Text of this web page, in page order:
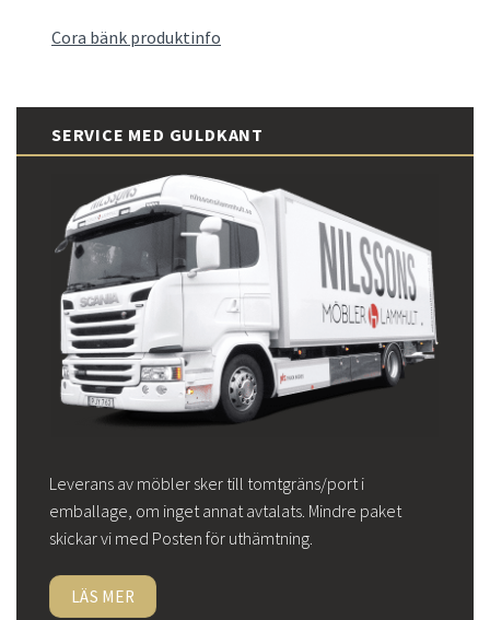
Cora bänk produktinfo
SERVICE MED GULDKANT
Leverans av möbler sker till tomtgräns/port i
emballage, om inget annat avtalats. Mindre paket
skickar vi med Posten för uthämtning.
LÄS MER